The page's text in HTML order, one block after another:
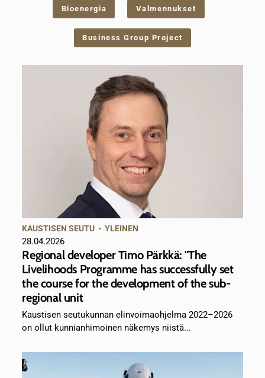
Bioenergia Valmennukset
Business Group Project
KAUSTISEN SEUTU •YLEINEN
28.04.2026
Regional developer Timo Pärkkä: "The
Livelihoods Programme has successfully set
the course for the development of the sub-
regional unit
Kaustisen seutukunnan elinvoimaohjelma 2022–2026
on ollut kunnianhimoinen näkemys niistä...